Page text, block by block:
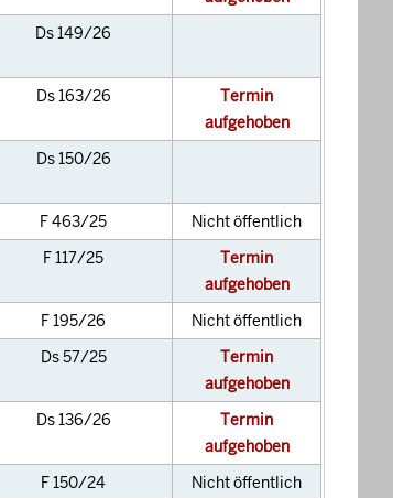
Ds 149/26
Ds 163/26
Termin
aufgehoben
Ds 150/26
F 463/25
Nicht öffentlich
F 117/25
Termin
aufgehoben
F 195/26
Nicht öffentlich
Ds 57/25
Termin
aufgehoben
Ds 136/26
Termin
aufgehoben
F 150/24
Nicht öffentlich